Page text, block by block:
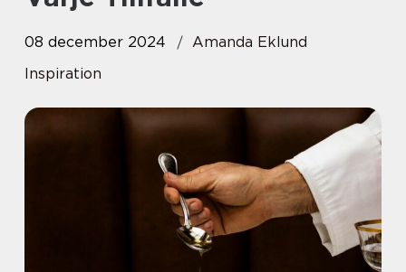
08 december 2024
Amanda Eklund
Inspiration